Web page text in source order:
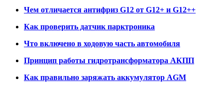
Чем отличается антифриз G12 от G12+ и G12++
Как проверить датчик парктроника
Что включено в ходовую часть автомобиля
Принцип работы гидротрансформатора АКПП
Как правильно заряжать аккумулятор AGM